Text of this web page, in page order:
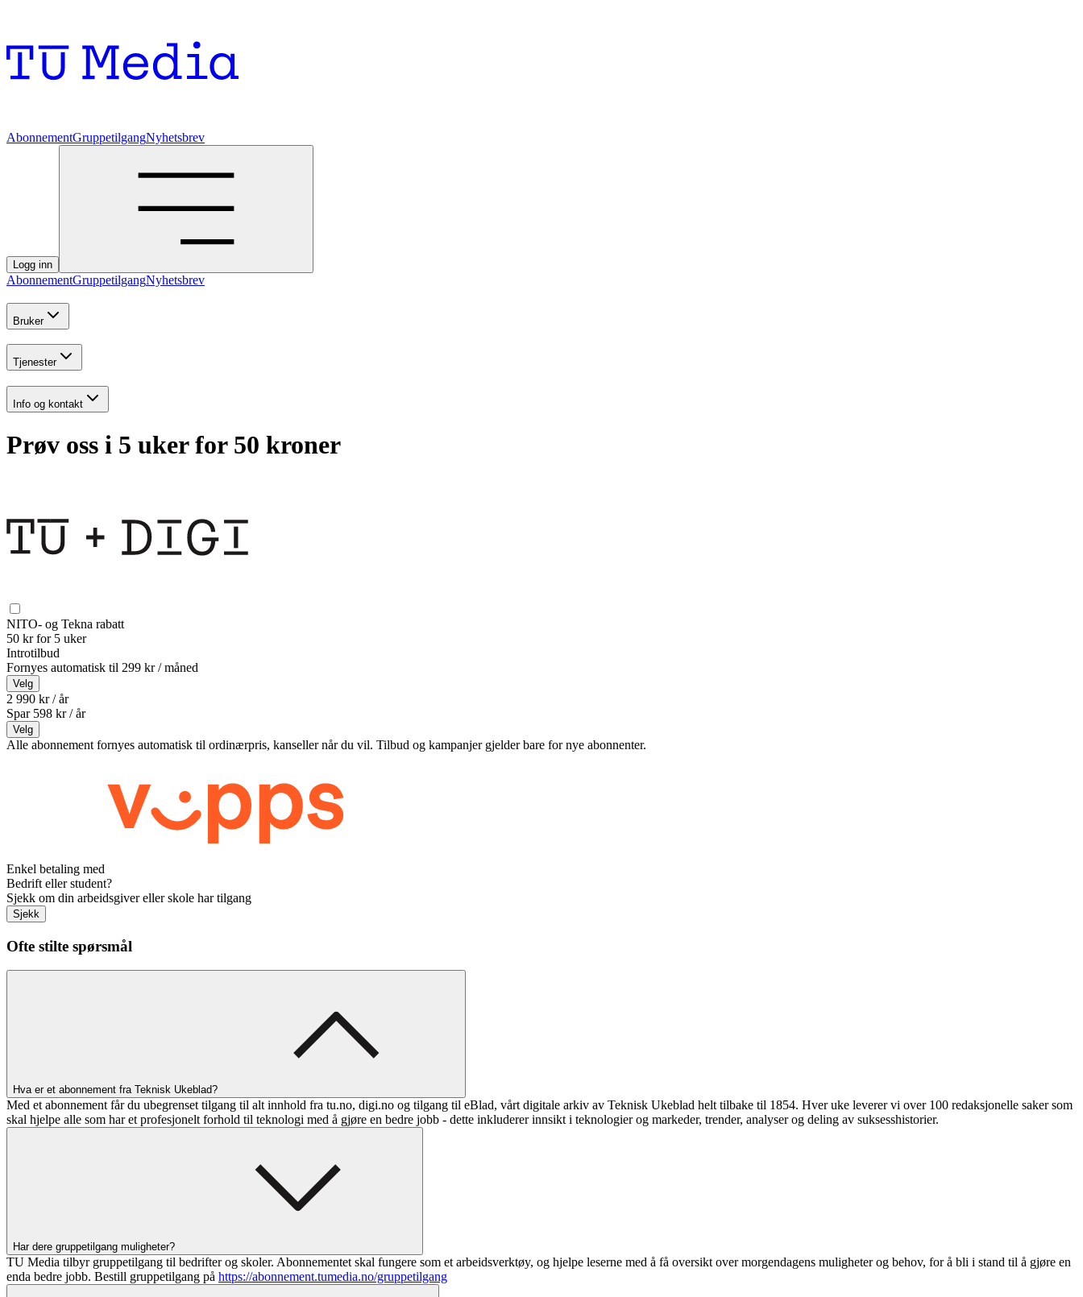
AbonnementGruppetilgangNyhetsbrev
Logg inn
AbonnementGruppetilgangNyhetsbrev
Bruker
Tjenester
Info og kontakt
Prøv oss i 5 uker for 50 kroner
NITO- og Tekna rabatt
50 kr for 5 uker
Introtilbud
Fornyes automatisk til 299 kr / måned
Velg
2 990 kr / år
Spar 598 kr /år
Velg
Alle abonnement fornyes automatisk til ordinærpris, kanseller når du vil. Tilbud og kampanjer gjelder bare for nye abonnenter.
Enkel betaling med
Bedrift eller student?
Sjekk om din arbeidsgiver eller skole har tilgang
Sjekk
Ofte stilte spørsmål
Hva er et abonnement fra Teknisk Ukeblad?
Med et abonnement får du ubegrenset tilgang til alt innhold fra tu.no, digi.no og tilgang til eBlad, vårt digitale arkiv av Teknisk Ukeblad helt tilbake til 1854. Hver uke leverer vi over 100 redaksjonelle saker som
skal hjelpe alle som har et profesjonelt forhold til teknologi med å gjøre en bedre jobb - dette inkluderer innsikt i teknologier og markeder, trender, analyser og deling av suksesshistorier.
Har dere gruppetilgang muligheter?
TU Media tilbyr gruppetilgang til bedrifter og skoler. Abonnementet skal fungere som et arbeidsverktøy, og hjelpe leserne med å få oversikt over morgendagens muligheter og behov, for å bli i stand til å gjøre en
enda bedre jobb. Bestill gruppetilgang på https://abonnement.tumedia.no/gruppetilgang